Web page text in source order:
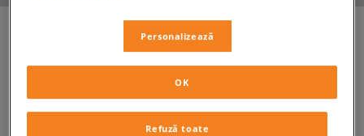
ELLESSE BLUZĂ CU GLUGĂ
HOODY
unisex, bluze
Personalizează
Refuză toate
OK